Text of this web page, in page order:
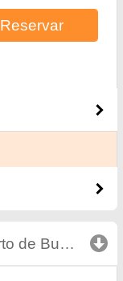
Reservar
Alquiler de coches en Aeropuerto de Bucarest Otopeni